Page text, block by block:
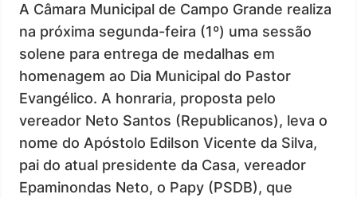
A Câmara Municipal de Campo Grande realiza
na próxima segunda-feira (1º) uma sessão
solene para entrega de medalhas em
homenagem ao Dia Municipal do Pastor
Evangélico. A honraria, proposta pelo
vereador Neto Santos (Republicanos), leva o
nome do Apóstolo Edilson Vicente da Silva,
pai do atual presidente da Casa, vereador
Epaminondas Neto, o Papy (PSDB), que